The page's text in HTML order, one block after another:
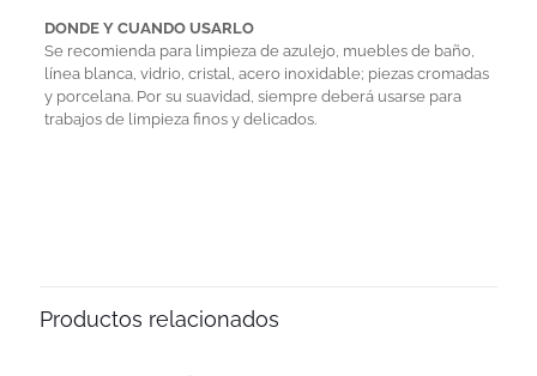
DONDE Y CUANDO USARLO
Se recomienda para limpieza de azulejo, muebles de baño,
línea blanca, vidrio, cristal, acero inoxidable; piezas cromadas
y porcelana. Por su suavidad, siempre deberá usarse para
trabajos de limpieza finos y delicados.
Productos relacionados